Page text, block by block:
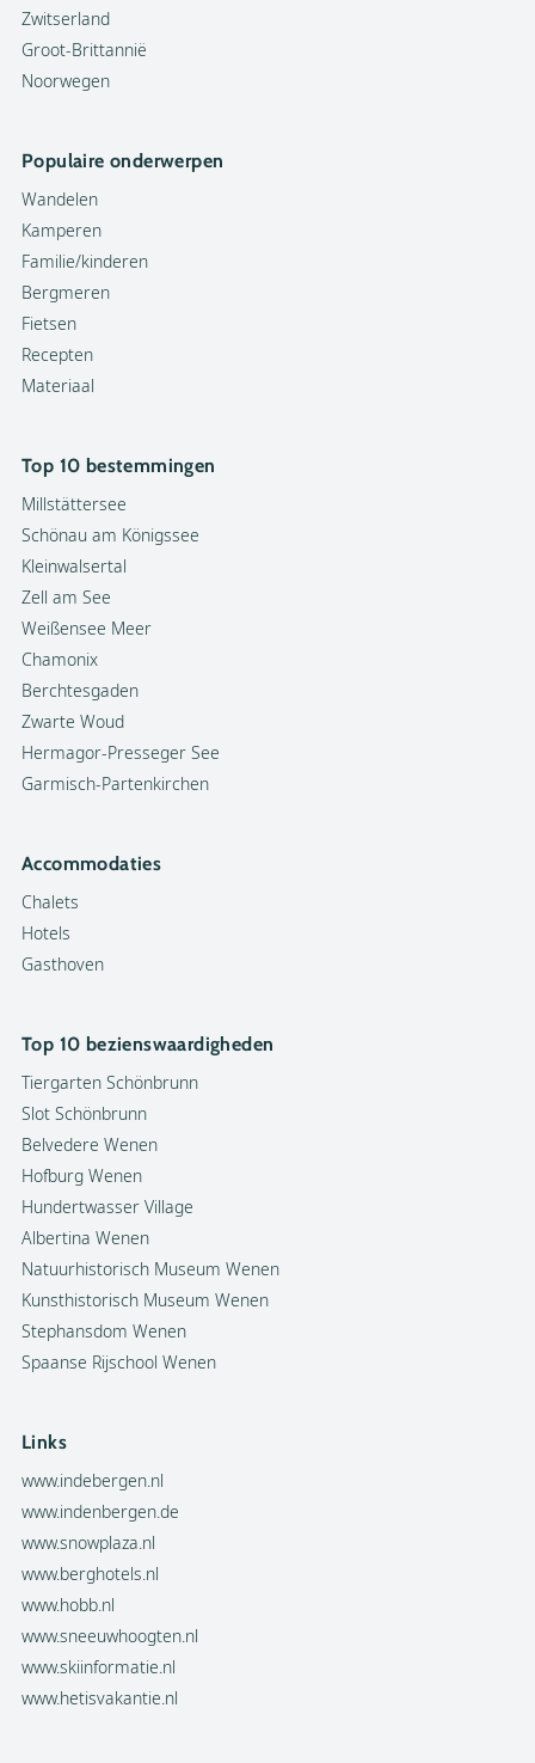
Zwitserland
Groot-Brittannië
Noorwegen
Populaire onderwerpen
Wandelen
Kamperen
Familie/kinderen
Bergmeren
Fietsen
Recepten
Materiaal
Top 10 bestemmingen
Millstättersee
Schönau am Königssee
Kleinwalsertal
Zell am See
Weißensee Meer
Chamonix
Berchtesgaden
Zwarte Woud
Hermagor-Presseger See
Garmisch-Partenkirchen
Accommodaties
Chalets
Hotels
Gasthoven
Top 10 bezienswaardigheden
Tiergarten Schönbrunn
Slot Schönbrunn
Belvedere Wenen
Hofburg Wenen
Hundertwasser Village
Albertina Wenen
Natuurhistorisch Museum Wenen
Kunsthistorisch Museum Wenen
Stephansdom Wenen
Spaanse Rijschool Wenen
Links
www.indebergen.nl
www.indenbergen.de
www.snowplaza.nl
www.berghotels.nl
www.hobb.nl
www.sneeuwhoogten.nl
www.skiinformatie.nl
www.hetisvakantie.nl